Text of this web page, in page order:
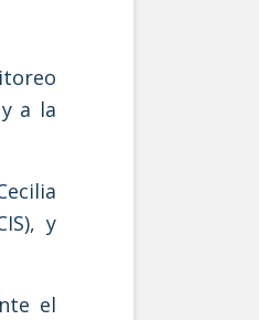
a la
y
el